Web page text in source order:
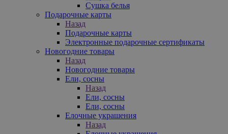
Сушка белья
Подарочные карты
Назад
Подарочные карты
Электронные подарочные сертификаты
Новогодние товары
Назад
Новогодние товары
Ели, сосны
Назад
Ели, сосны
Ели, сосны
Елочные украшения
Назад